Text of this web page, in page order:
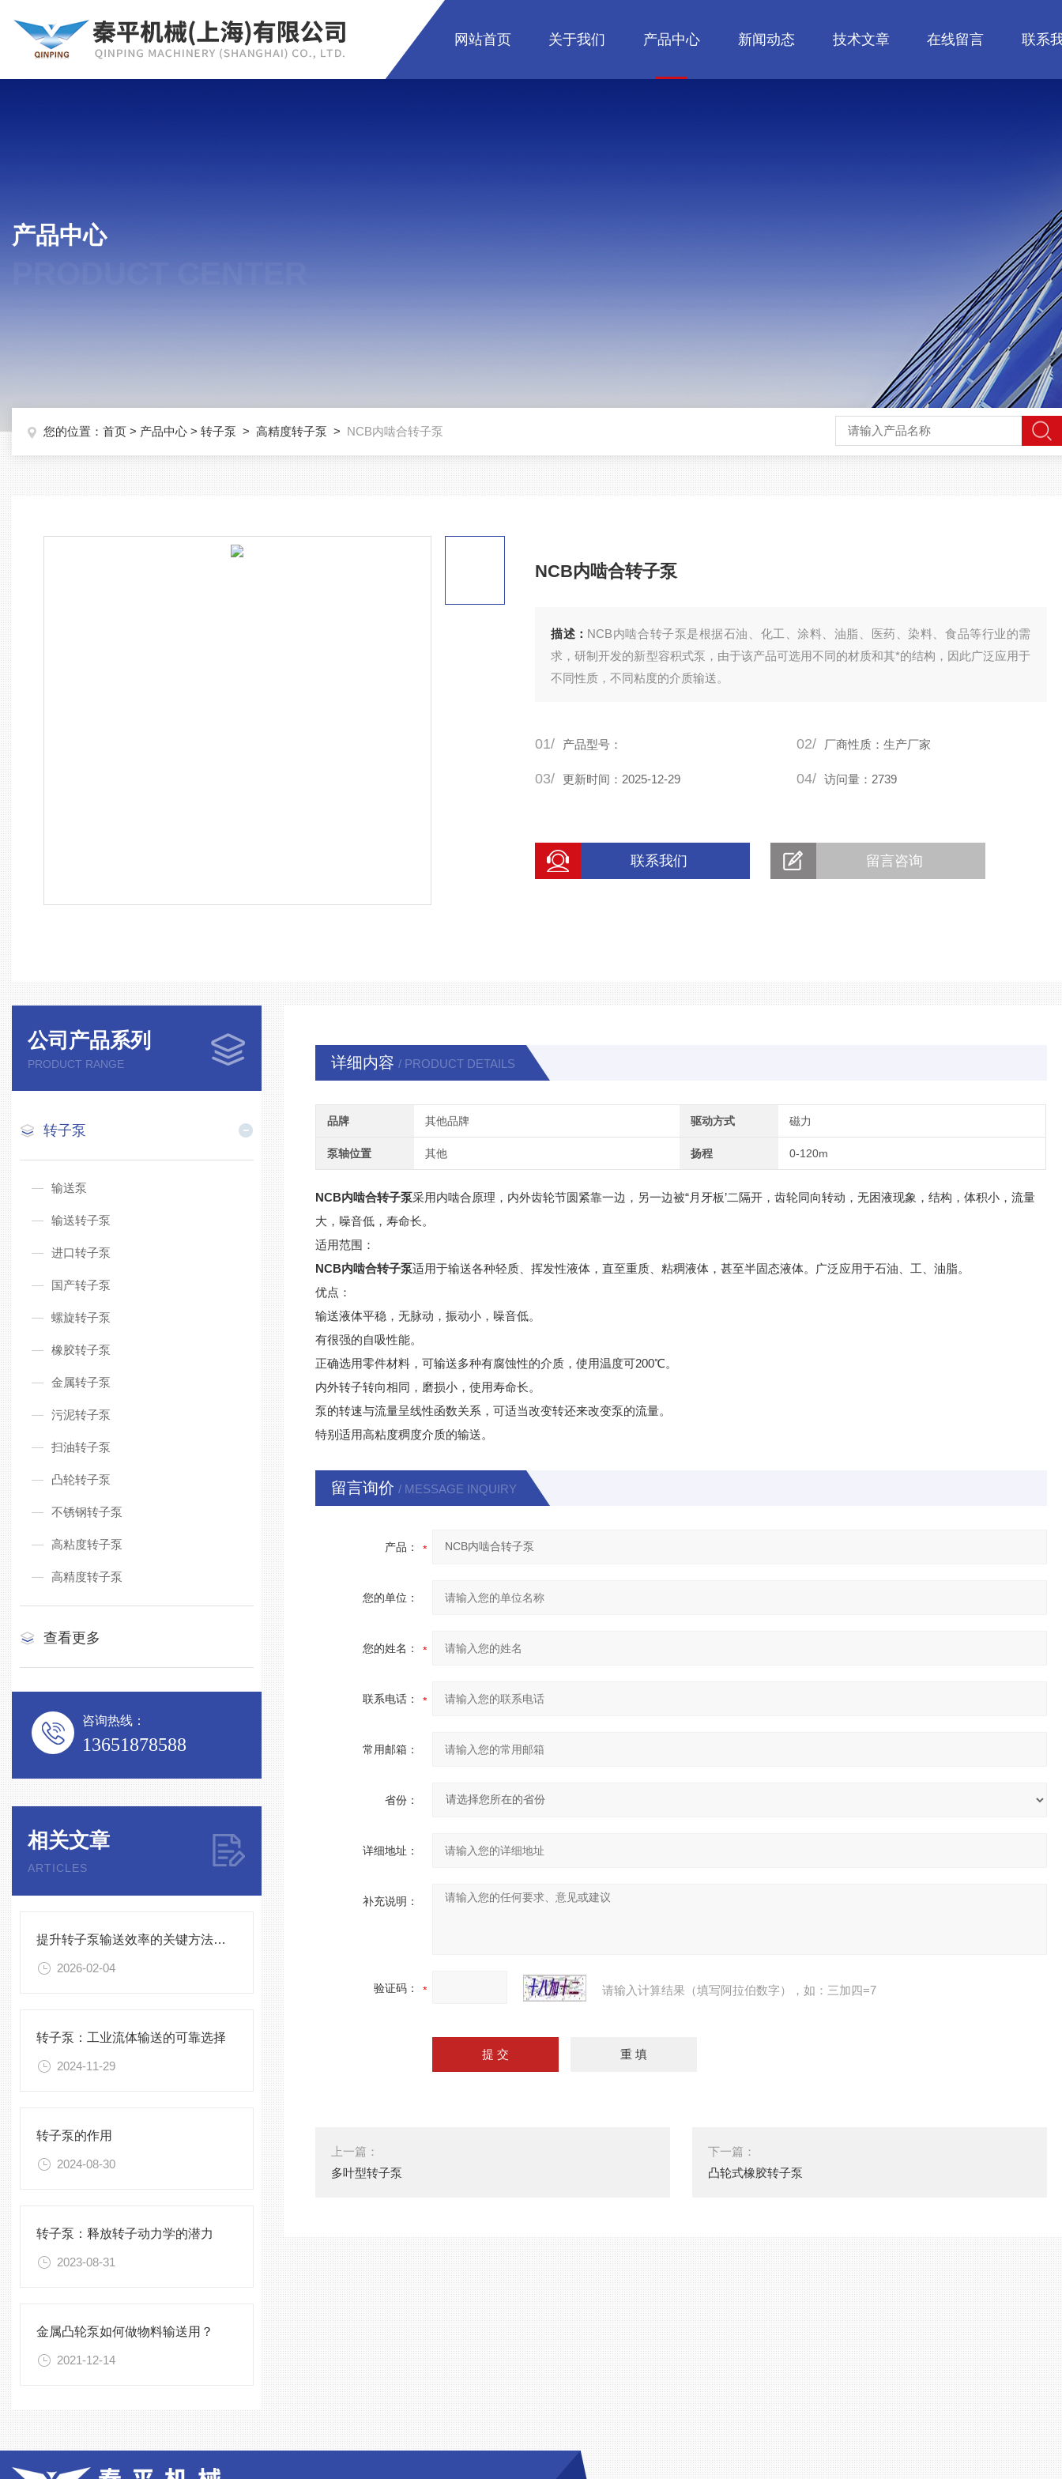
网站首页 关于我们 产品中心 新闻动态 技术文章 在线留言 联系
产品中心
您的位置： 首页 > 产品中心 > 转子泵 > 高精度转子泵 > NCB内啮合转子泵
NCB内啮合转子泵
描述： NCB内啮合转子泵是根据石油、化工、涂料、油脂、医药、染料、食品等行业的需
求，研制开发的新型容积式泵，由于该产品可选用不同的材质和其*的结构，因此广泛应用于
不同性质，不同粘度的介质输送。
01/ 产品型号： 02/ 厂商性质：生产厂家
03/ 更新时间：2025-12-29 04/ 访问量：2739
联系我们 留言咨询
公司产品系列
PRODUCT RANGE
转子泵
输送泵
输送转子泵
进口转子泵
国产转子泵
螺旋转子泵
橡胶转子泵
金属转子泵
污泥转子泵
扫油转子泵
凸轮转子泵
不锈钢转子泵
高粘度转子泵
高精度转子泵
查看更多
咨询热线：
13651878588
相关文章
ARTICLES
提升转子泵输送效率的关键方法与实操要点
2026-02-04
转子泵：工业流体输送的可靠选择
2024-11-29
转子泵的作用
2024-08-30
转子泵：释放转子动力学的潜力
2023-08-31
金属凸轮泵如何做物料输送用？
2021-12-14
详细内容 / PRODUCT DETAILS
品牌 其他品牌 驱动方式 磁力
泵轴位置 其他 扬程 0-120m
NCB内啮合转子泵采用内啮合原理，内外齿轮节圆紧靠一边，另一边被“月牙板’二隔开，齿轮同向转动，无困液现象，结构，体积小，流量
大，噪音低，寿命长。
适用范围：
NCB内啮合转子泵适用于输送各种轻质、挥发性液体，直至重质、粘稠液体，甚至半固态液体。广泛应用于石油、工、油脂。
优点：
输送液体平稳，无脉动，振动小，噪音低。
有很强的自吸性能。
正确选用零件材料，可输送多种有腐蚀性的介质，使用温度可200℃。
内外转子转向相同，磨损小，使用寿命长。
泵的转速与流量呈线性函数关系，可适当改变转还来改变泵的流量。
特别适用高粘度稠度介质的输送。
留言询价 / MESSAGE INQUIRY
产品：
您的单位：
您的姓名：
联系电话：
常用邮箱：
省份：
详细地址：
补充说明：
验证码： 请输入计算结果（填写阿拉伯数字），如：三加四=7
上一篇：
多叶型转子泵
下一篇：
凸轮式橡胶转子泵